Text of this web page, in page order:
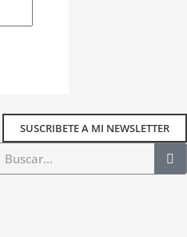
SUSCRIBETE A MI NEWSLETTER
Buscar